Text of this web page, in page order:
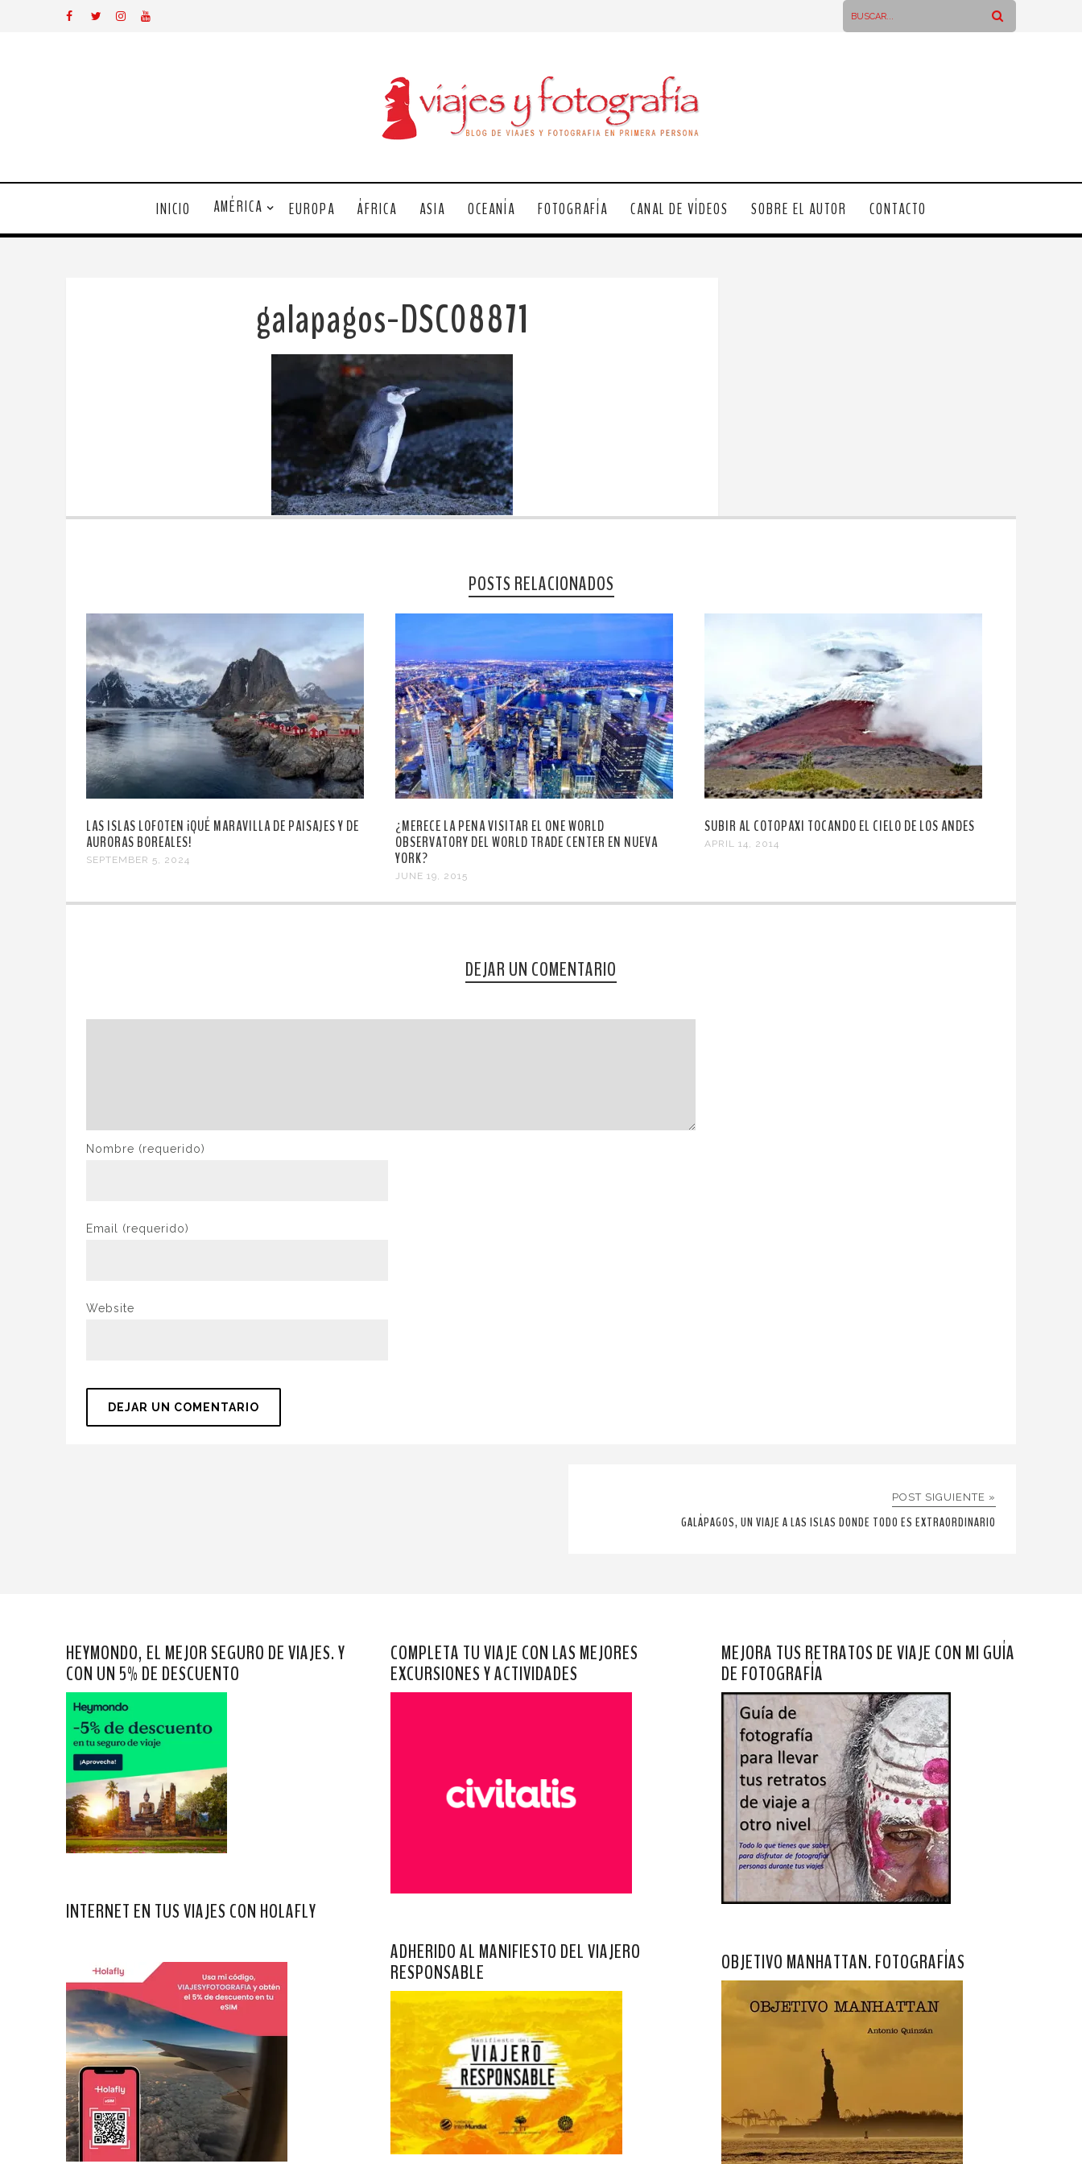
INICIO AMÉRICA EUROPA ÁFRICA ASIA OCEANÍA FOTOGRAFÍA CANAL DE VÍDEOS SOBRE EL AUTOR CONTACTO
galapagos-DSC08871
POSTS RELACIONADOS
LAS ISLAS LOFOTEN ¡QUÉ MARAVILLA DE PAISAJES Y DE
AURORAS BOREALES!
SEPTEMBER 5, 2024
¿MERECE LA PENA VISITAR EL ONE WORLD
OBSERVATORY DEL WORLD TRADE CENTER EN NUEVA
YORK?
JUNE 19, 2015
SUBIR AL COTOPAXI TOCANDO EL CIELO DE LOS ANDES
APRIL 14, 2014
DEJAR UN COMENTARIO
Nombre (requerido)
Email (requerido)
Website
POST SIGUIENTE »
GALÁPAGOS, UN VIAJE A LAS ISLAS DONDE TODO ES EXTRAORDINARIO
HEYMONDO, EL MEJOR SEGURO DE VIAJES. Y
CON UN 5% DE DESCUENTO
INTERNET EN TUS VIAJES CON HOLAFLY
COMPLETA TU VIAJE CON LAS MEJORES
EXCURSIONES Y ACTIVIDADES
ADHERIDO AL MANIFIESTO DEL VIAJERO
RESPONSABLE
MEJORA TUS RETRATOS DE VIAJE CON MI GUÍA
DE FOTOGRAFÍA
OBJETIVO MANHATTAN. FOTOGRAFÍAS